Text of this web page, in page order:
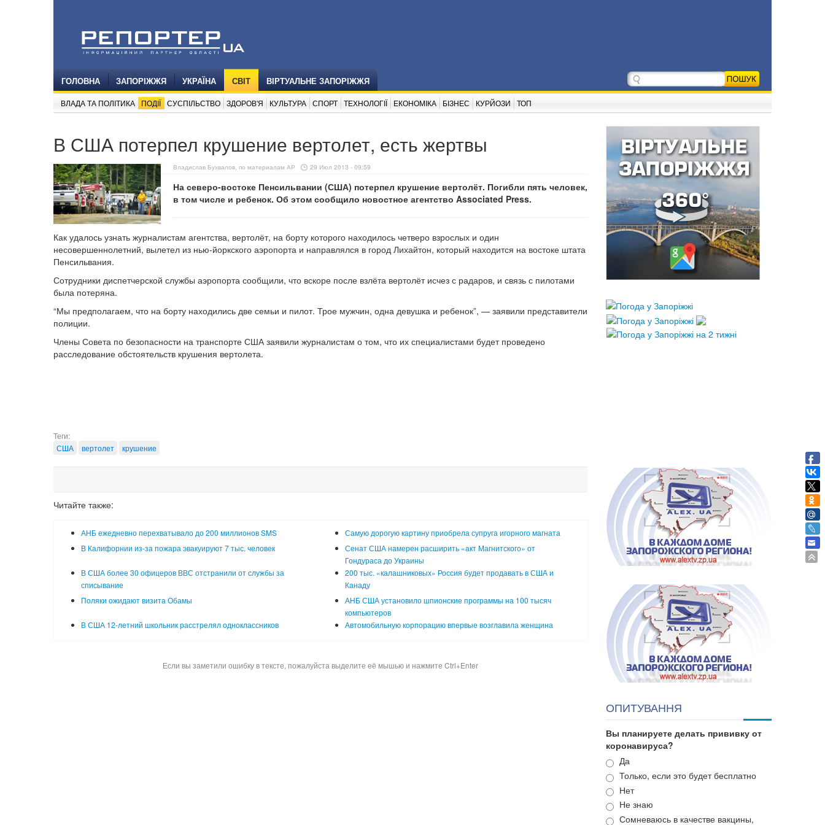
ГОЛОВНА ЗАПОРІЖЖЯ УКРАЇНА СВІТ ВІРТУАЛЬНЕ ЗАПОРІЖЖЯ
ВЛАДА ТА ПОЛІТИКА ПОДІЇ СУСПІЛЬСТВО ЗДОРОВ'Я КУЛЬТУРА СПОРТ ТЕХНОЛОГІЇ ЕКОНОМІКА БІЗНЕС КУРЙОЗИ ТОП
В США потерпел крушение вертолет, есть жертвы
Владислав Бухвалов, по материалам АР 29 Июл 2013 - 09:59
На северо-востоке Пенсильвании (США) потерпел крушение вертолёт. Погибли пять человек,
в том числе и ребенок. Об этом сообщило новостное агентство Associated Press.
Как удалось узнать журналистам агентства, вертолёт, на борту которого находилось четверо взрослых и один
несовершеннолетний, вылетел из нью-йоркского аэропорта и направлялся в город Лихайтон, который находится на востоке штата
Пенсильвания.
Сотрудники диспетчерской службы аэропорта сообщили, что вскоре после взлёта вертолёт исчез с радаров, и связь с пилотами
была потеряна.
“Мы предполагаем, что на борту находились две семьи и пилот. Трое мужчин, одна девушка и ребенок”, — заявили представители
полиции.
Члены Совета по безопасности на транспорте США заявили журналистам о том, что их специалистами будет проведено
расследование обстоятельств крушения вертолета.
Теги:
США
вертолет крушение
Читайте также:
АНБ ежедневно перехватывало до 200 миллионов SMS
Самую дорогую картину приобрела супруга игорного магната
В Калифорнии из-за пожара эвакуируют 7 тыс. человек
Сенат США намерен расширить «акт Магнитского» от
Гондураса до Украины
В США более 30 офицеров ВВС отстранили от службы за
списывание
200 тыс. «калашниковых» Россия будет продавать в США и
Канаду
Поляки ожидают визита Обамы
АНБ США установило шпионские программы на 100 тысяч
компьютеров
В США 12-летний школьник расстрелял одноклассников
Автомобильную корпорацию впервые возглавила женщина
Если вы заметили ошибку в тексте, пожалуйста выделите её мышью и нажмите Ctrl+Enter
ОПИТУВАННЯ
Вы планируете делать прививку от
коронавируса?
Варианты
Да
Только, если это будет бесплатно
Нет
Не знаю
Сомневаюсь в качестве вакцины,